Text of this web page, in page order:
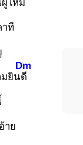
ใหม่
าที
ยิน
Dm
ดี
าย